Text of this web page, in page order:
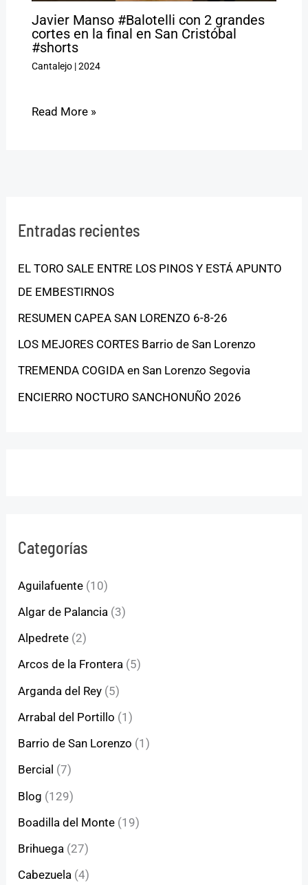
Javier Manso #Balotelli con 2 grandes
cortes en la final en San Cristóbal
#shorts
Cantalejo|2024
Read More »
Entradas recientes
EL TORO SALE ENTRE LOS PINOS Y ESTÁ APUNTO
DE EMBESTIRNOS
RESUMEN CAPEA SAN LORENZO 6-8-26
LOS MEJORES CORTES Barrio de San Lorenzo
TREMENDA COGIDA en San Lorenzo Segovia
ENCIERRO NOCTURO SANCHONUÑO 2026
Categorías
Aguilafuente (10)
Algar de Palancia (3)
Alpedrete (2)
Arcos de la Frontera (5)
Arganda del Rey (5)
Arrabal del Portillo (1)
Barrio de San Lorenzo (1)
Bercial (7)
Blog (129)
Boadilla del Monte (19)
Brihuega (27)
Cabezuela (4)